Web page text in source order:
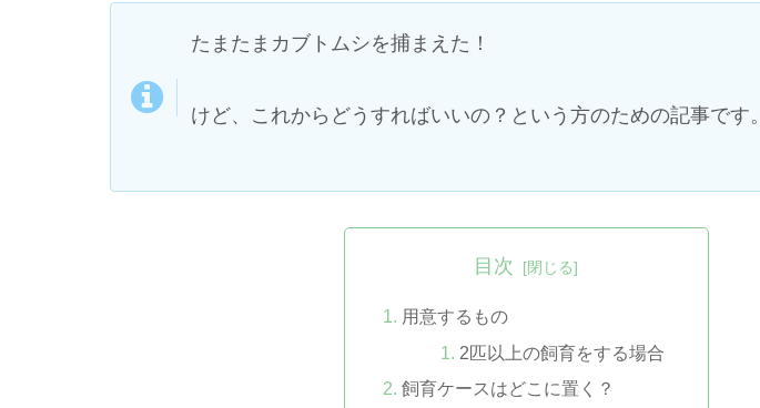
たまたまカブトムシを捕まえた！
けど、これからどうすればいいの？という方のための記事です。
目次
用意するもの
2匹以上の飼育をする場合
飼育ケースはどこに置く？